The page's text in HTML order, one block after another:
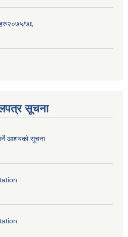
७६
सूचना
आशयको सूचना